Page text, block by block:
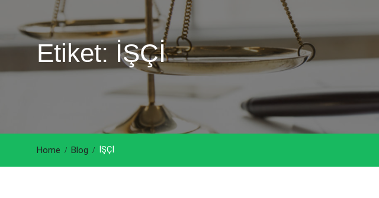
Etiket: İŞÇİ
Home Blog İŞÇİ